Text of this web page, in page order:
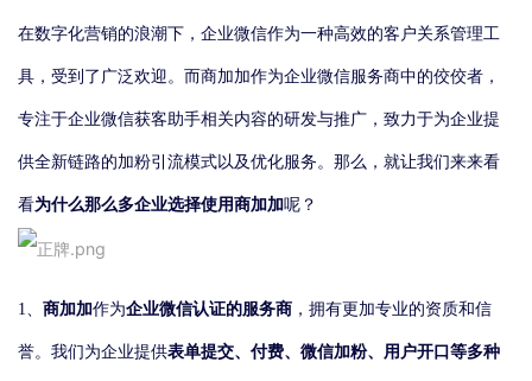
在数字化营销的浪潮下，企业微信作为一种高效的客户关系管理工
具，受到了广泛欢迎。而商加加作为企业微信服务商中的佼佼者，
专注于企业微信获客助手相关内容的研发与推广，致力于为企业提
供全新链路的加粉引流模式以及优化服务。那么，就让我们来来看
看为什么那么多企业选择使用商加加呢？
1、 商加加作为企业微信认证的服务商 ，拥有更加专业的资质和信
誉。我们为企业提供表单提交、付费、微信加粉、用户开口等多种